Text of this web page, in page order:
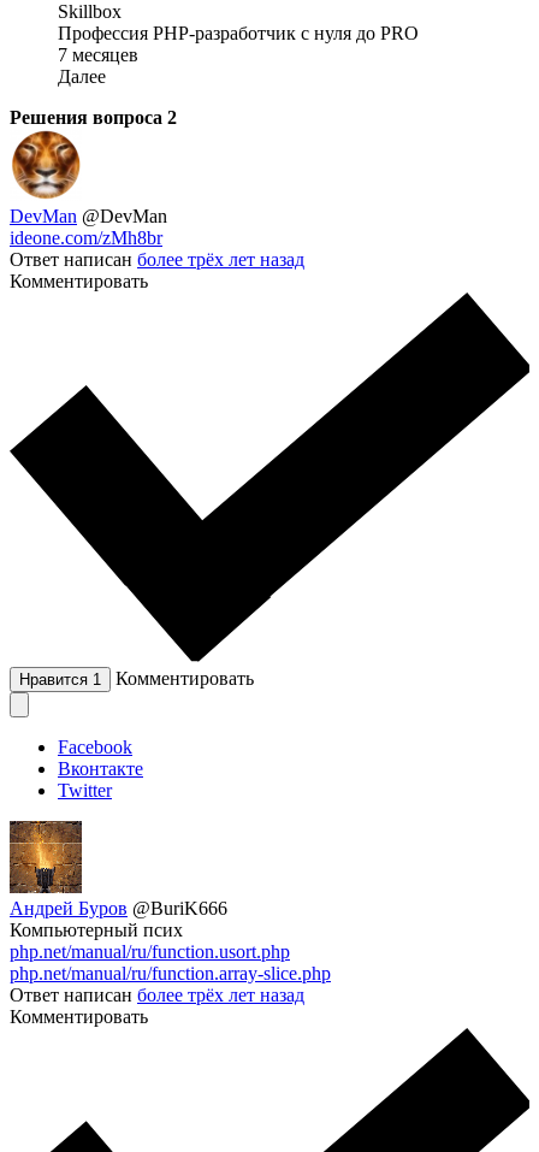
Skillbox
Профессия PHP-разработчик с нуля до PRO
7 месяцев
Далее
Решения вопроса 2
DevMan @DevMan
ideone.com/zMh8br
Ответ написан более трёх лет назад
Комментировать
Нравится 1 Комментировать
Facebook
Вконтакте
Twitter
Андрей Буров @BuriK666
Компьютерный псих
php.net/manual/ru/function.usort.php
php.net/manual/ru/function.array-slice.php
Ответ написан более трёх лет назад
Комментировать